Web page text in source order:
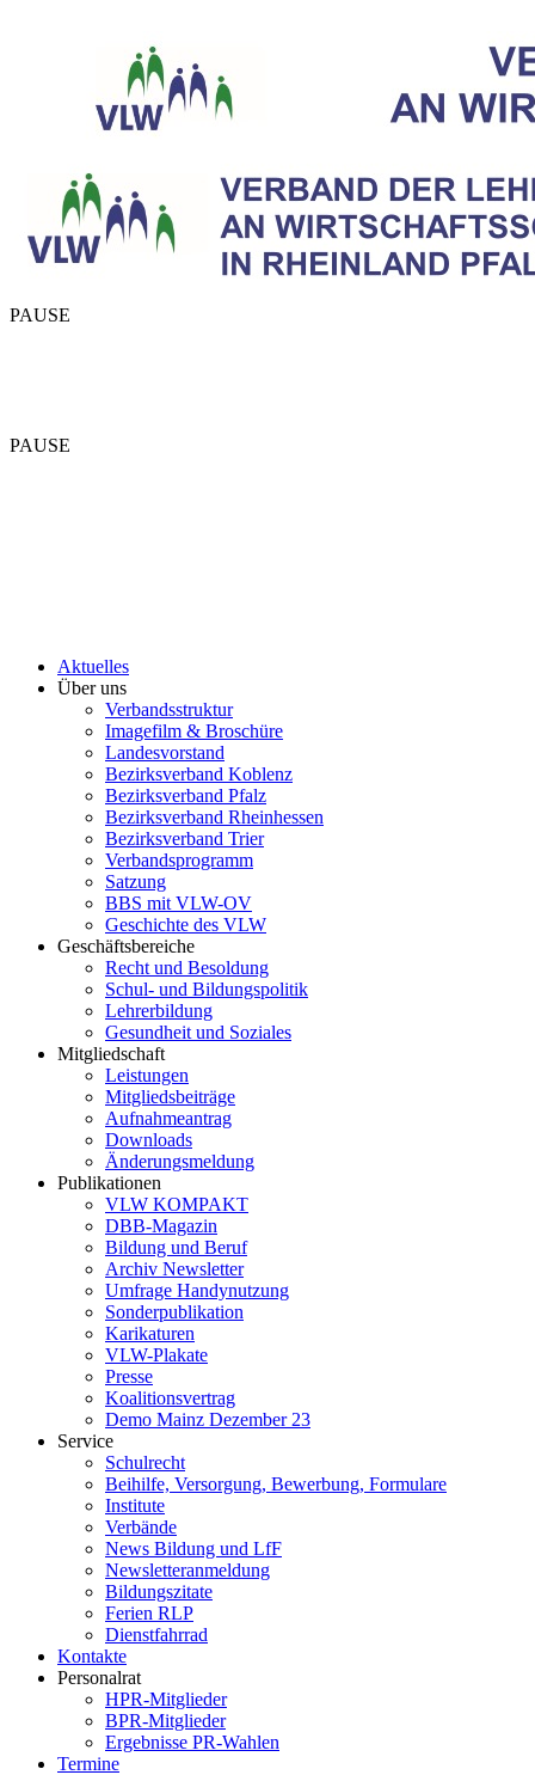
PAUSE
PAUSE
Aktuelles
Über uns
Verbandsstruktur
Imagefilm & Broschüre
Landesvorstand
Bezirksverband Koblenz
Bezirksverband Pfalz
Bezirksverband Rheinhessen
Bezirksverband Trier
Verbandsprogramm
Satzung
BBS mit VLW-OV
Geschichte des VLW
Geschäftsbereiche
Recht und Besoldung
Schul- und Bildungspolitik
Lehrerbildung
Gesundheit und Soziales
Mitgliedschaft
Leistungen
Mitgliedsbeiträge
Aufnahmeantrag
Downloads
Änderungsmeldung
Publikationen
VLW KOMPAKT
DBB-Magazin
Bildung und Beruf
Archiv Newsletter
Umfrage Handynutzung
Sonderpublikation
Karikaturen
VLW-Plakate
Presse
Koalitionsvertrag
Demo Mainz Dezember 23
Service
Schulrecht
Beihilfe, Versorgung, Bewerbung, Formulare
Institute
Verbände
News Bildung und LfF
Newsletteranmeldung
Bildungszitate
Ferien RLP
Dienstfahrrad
Kontakte
Personalrat
HPR-Mitglieder
BPR-Mitglieder
Ergebnisse PR-Wahlen
Termine